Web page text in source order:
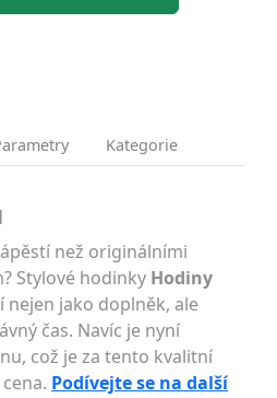
Kategorie
než originálními
Stylové hodinky Hodiny
nejen jako doplněk, ale
čas. Navíc je nyní
což je za tento kvalitní
Podívejte se na další